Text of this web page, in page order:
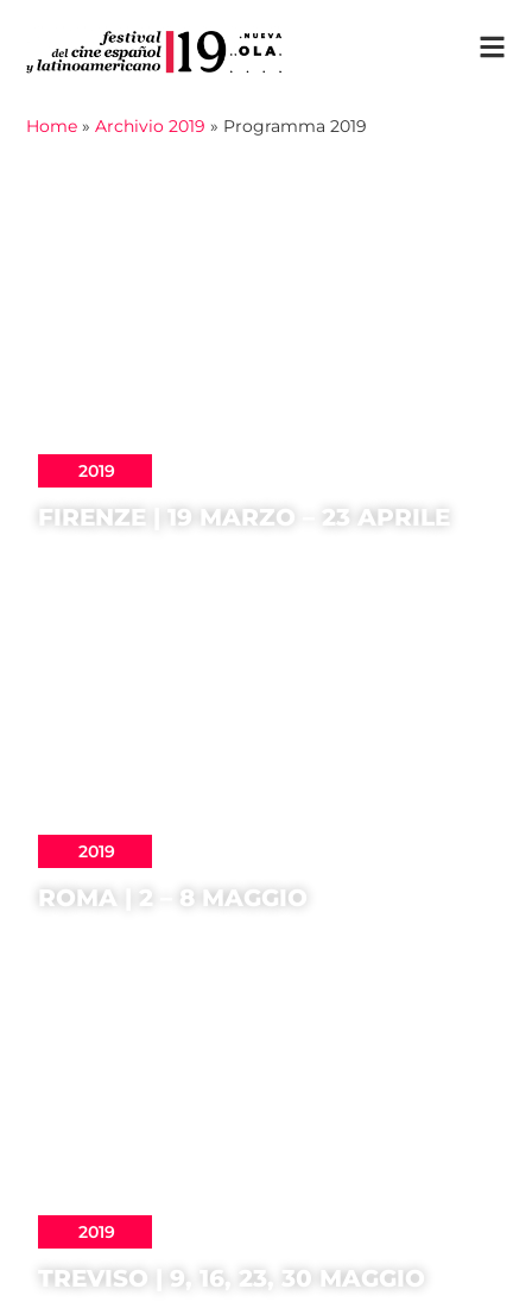
Home »Archivio 2019 » Programma 2019
2019
FIRENZE | 19 MARZO – 23 APRILE
2019
ROMA | 2 – 8 MAGGIO
2019
TREVISO | 9, 16, 23, 30 MAGGIO